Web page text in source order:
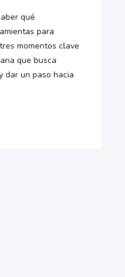
qué
para
momentos clave
que busca
dar un paso hacia